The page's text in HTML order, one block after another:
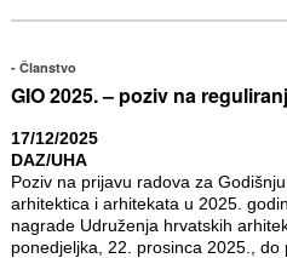
Članstvo
GIO 2025. – poziv na
17/12/2025
DAZ/UHA
Poziv na prijavu radova za
arhitektica i arhitekata u 2025.
nagrade Udruženja hrvatskih
ponedjeljka, 22. prosinca 2025., do